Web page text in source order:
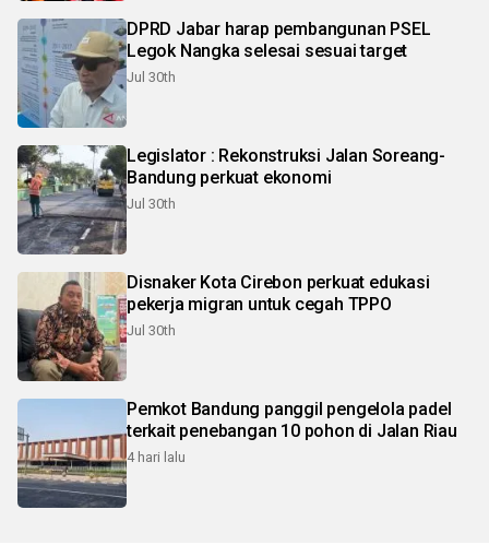
DPRD Jabar harap pembangunan PSEL
Legok Nangka selesai sesuai target
Jul 30th
Legislator : Rekonstruksi Jalan Soreang-
Bandung perkuat ekonomi
Jul 30th
Disnaker Kota Cirebon perkuat edukasi
pekerja migran untuk cegah TPPO
Jul 30th
Pemkot Bandung panggil pengelola padel
terkait penebangan 10 pohon di Jalan Riau
4 hari lalu